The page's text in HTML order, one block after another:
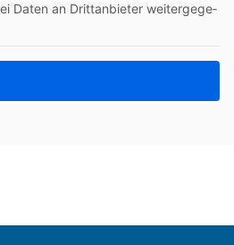
Daten an Dritt­an­bie­ter wei­ter­ge­ge­